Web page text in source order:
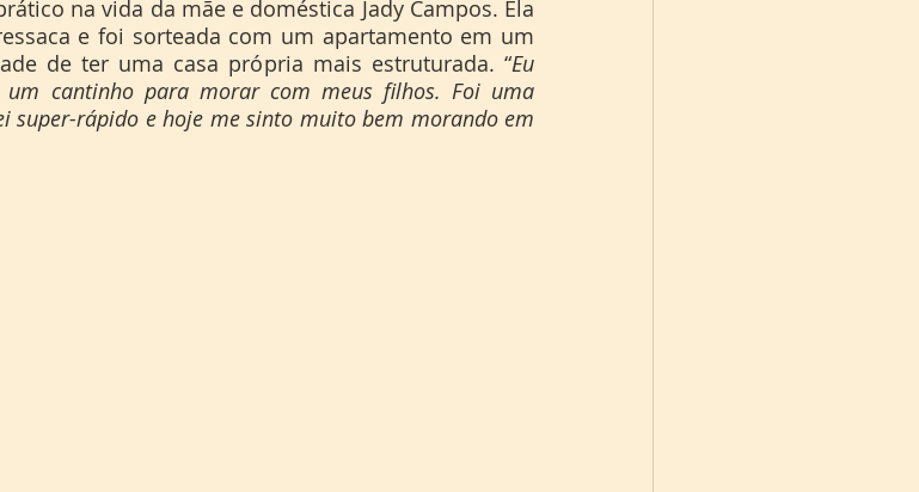
e foi sorteada com um apartamento em um
de ter uma casa própria mais estruturada. “Eu
cantinho para morar com meus filhos. Foi uma
super-rápido e hoje me sinto muito bem morando em